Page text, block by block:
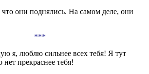
они поднялись. На самом деле, они
***
я, люблю сильнее всех тебя! Я тут
нет прекраснее тебя!